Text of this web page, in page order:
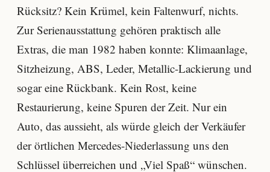
Rücksitz? Kein Krümel, kein Faltenwurf, nichts.
Zur Serienausstattung gehören praktisch alle
Extras, die man 1982 haben konnte: Klimaanlage,
Sitzheizung, ABS, Leder, Metallic-Lackierung und
sogar eine Rückbank. Kein Rost, keine
Restaurierung, keine Spuren der Zeit. Nur ein
Auto, das aussieht, als würde gleich der Verkäufer
der örtlichen Mercedes-Niederlassung uns den
Schlüssel überreichen und „Viel Spaß“ wünschen.